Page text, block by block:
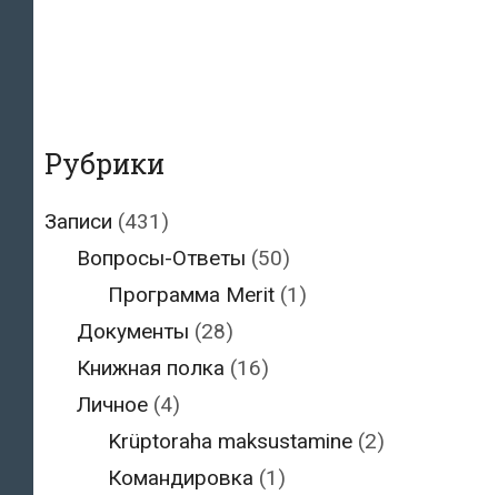
Рубрики
Записи (431)
Вопросы-Ответы (50)
Программа Merit (1)
Документы (28)
Книжная полка (16)
Личное(4)
Krüptoraha maksustamine (2)
Командировка (1)